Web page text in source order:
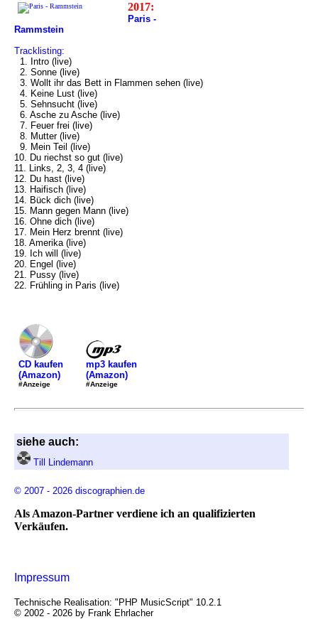
2017:
Paris -
Rammstein
Tracklisting:
1. Intro (live)
2. Sonne (live)
3. Wollt ihr das Bett in Flammen sehen (live)
4. Keine Lust (live)
5. Sehnsucht (live)
6. Asche zu Asche (live)
7. Feuer frei (live)
8. Mutter (live)
9. Mein Teil (live)
10. Du riechst so gut (live)
11. Links, 2, 3, 4 (live)
12. Du hast (live)
13. Haifisch (live)
14. Bück dich (live)
15. Mann gegen Mann (live)
16. Ohne dich (live)
17. Mein Herz brennt (live)
18. Amerika (live)
19. Ich will (live)
20. Engel (live)
21. Pussy (live)
22. Frühling in Paris (live)
CD kaufen
(Amazon)
#Anzeige
mp3 kaufen
(Amazon)
#Anzeige
siehe auch:
Till Lindemann
© 2007 - 2026 discographien.de
Als Amazon-Partner verdiene ich an qualifizierten
Verkäufen.
Impressum
Technische Realisation: "PHP MusicScript" 10.2.1
© 2002 - 2026 by Frank Ehrlacher